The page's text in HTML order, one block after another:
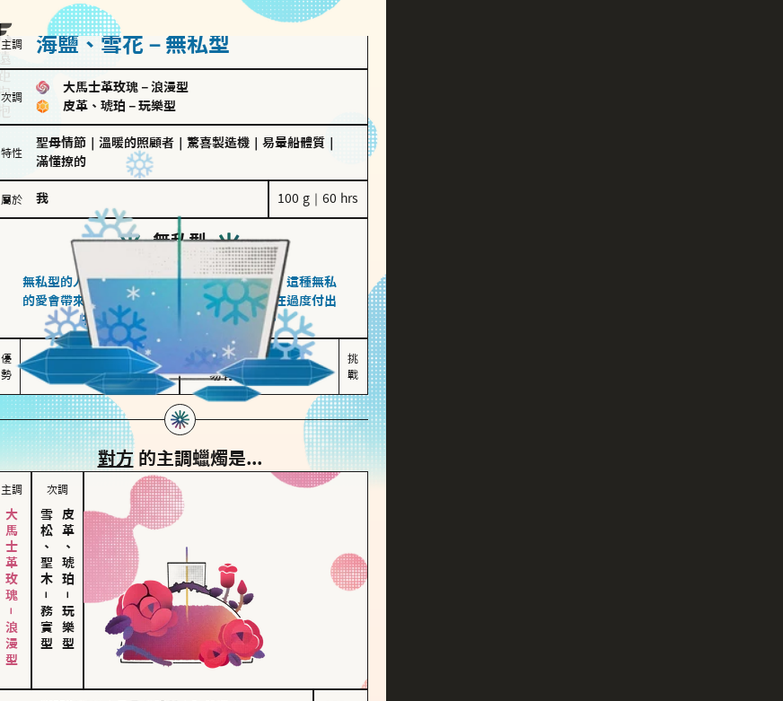
主調 海鹽、雪花－無私型
次調
大馬士革玫瑰 － 浪漫型
皮革、琥珀 － 玩樂型
特性
聖母情節 溫暖的照顧者 驚喜製造機 易暈船體質
滿懂撩的
屬於 我 100 g｜60 hrs
無私型
海鹽、雪花
無私型的人傾向用心呵護、滿足另一半的需求，這種無私
的愛會帶來緊密的關係連結，但也可能讓他們在過度付出
中迷失自我，忽略自己真正的需求。
優
勢
無私奉獻
讓伴侶感受到關懷
較難設立界線
易有強烈情感依賴
挑
戰
對方的主調蠟燭是...
主調
大馬士革玫瑰－浪漫型
次調
雪松、聖木
－
務實型
皮革、琥珀
－
玩樂型